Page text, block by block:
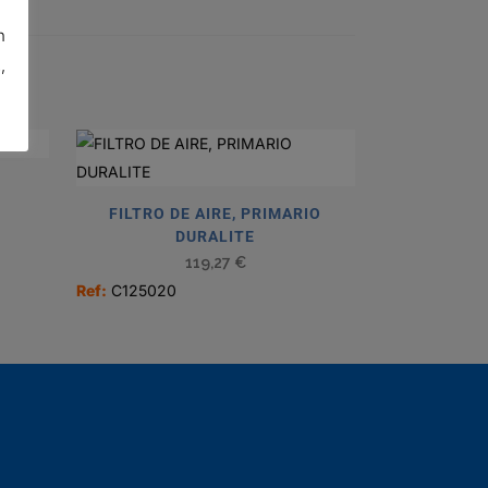
FILTRO DE AIRE, PRIMARIO
DURALITE
119,27 €
Ref: C125020